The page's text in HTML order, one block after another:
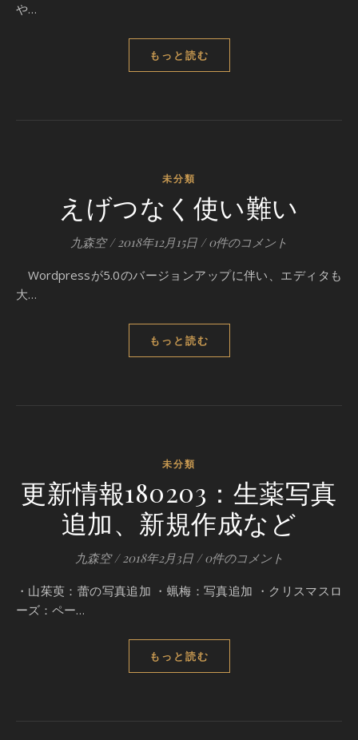
や…
もっと読む
未分類
えげつなく使い難い
九森空 / 2018年12月15日 / 0件のコメント
Wordpressが5.0のバージョンアップに伴い、エディタも
大…
もっと読む
未分類
更新情報180203：生薬写真
追加、新規作成など
九森空 / 2018年2月3日 / 0件のコメント
・山茱萸：蕾の写真追加 ・蝋梅：写真追加 ・クリスマスロ
ーズ：ペー…
もっと読む